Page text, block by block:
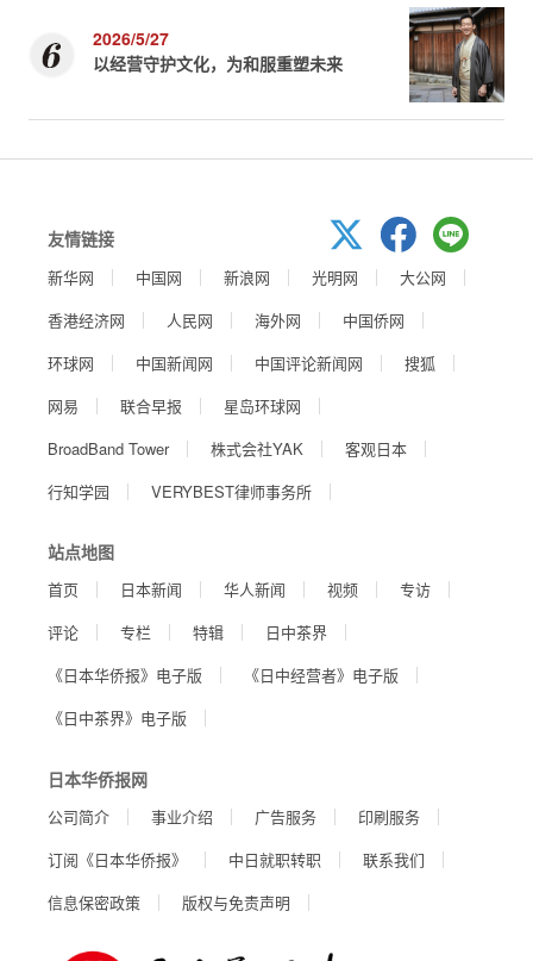
2026/5/27
以经营守护文化，为和服重塑未来
友情链接
新华网 中国网 新浪网 光明网
大公网
香港经济网
人民网 海外网
中国侨网
环球网
中国新闻网 中国评论新闻网
搜狐
网易
联合早报
星岛环球网
BroadBand Tower
株式会社YAK
客观日本
行知学园
VERYBEST律师事务所
站点地图
首页 日本新闻 华人新闻 视频
专访
评论
专栏 特辑
日中茶界
《日本华侨报》电子版
《日中经营者》电子版
《日中茶界》电子版
日本华侨报网
公司简介 事业介绍 广告服务
印刷服务
订阅《日本华侨报》
中日就职转职
联系我们
信息保密政策
版权与免责声明